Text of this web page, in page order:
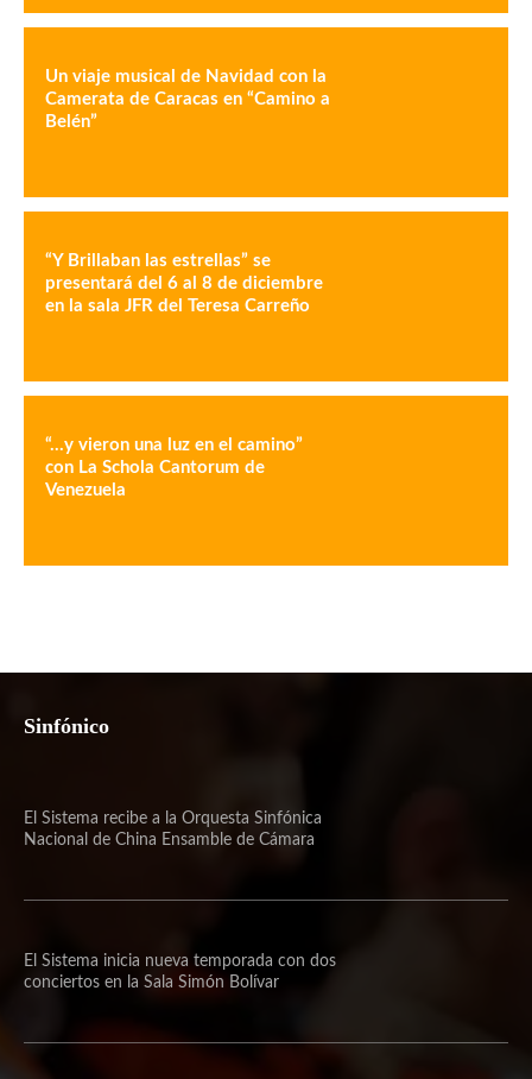
Un viaje musical de Navidad con la
Camerata de Caracas en “Camino a
Belén”
“Y Brillaban las estrellas” se
presentará del 6 al 8 de diciembre
en la sala JFR del Teresa Carreño
“…y vieron una luz en el camino”
con La Schola Cantorum de
Venezuela
Sinfónico
El Sistema recibe a la Orquesta Sinfónica
Nacional de China Ensamble de Cámara
El Sistema inicia nueva temporada con dos
conciertos en la Sala Simón Bolívar